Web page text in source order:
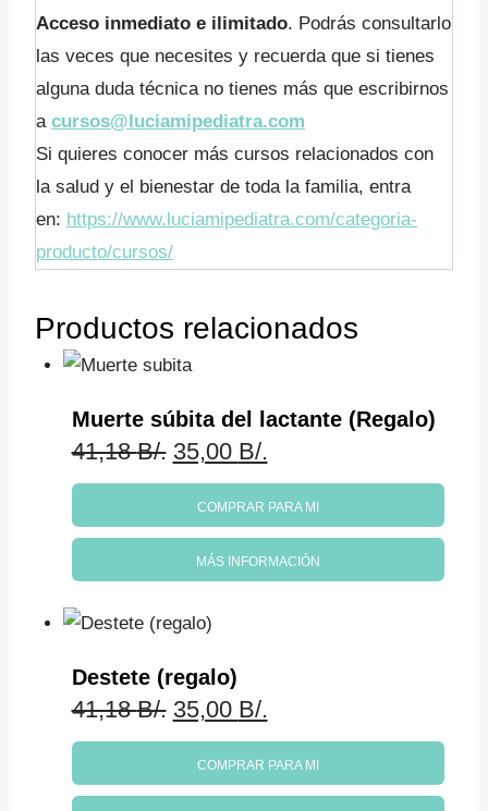
Acceso inmediato e ilimitado. Podrás consultarlo
las veces que necesites y recuerda que si tienes
alguna duda técnica no tienes más que escribirnos
a cursos@luciamipediatra.com
Si quieres conocer más cursos relacionados con
la salud y el bienestar de toda la familia, entra
en: https://www.luciamipediatra.com/categoria-
producto/cursos/
Productos relacionados
Muerte súbita del lactante (Regalo)
41,18B/. El
original
era:
41,18 B/..
35,00 B/.El
actual
es:
COMPRAR PARA MI
MÁS INFORMACIÓN
Destete (regalo)
41,18B/. El
original
35,00 B/.El
actual
COMPRAR PARA MI